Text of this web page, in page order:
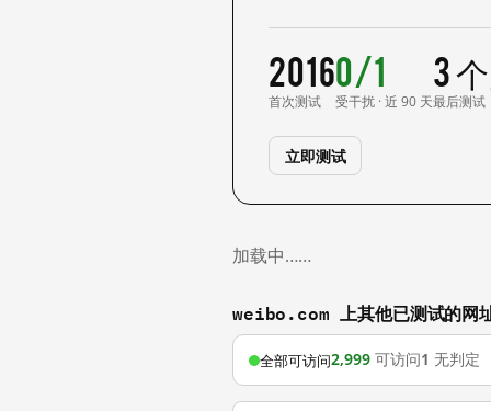
2016
首次测试
0/1
受干扰 · 近 90 天
3
最后测试
立即测试
加载中……
weibo.com 上其他已测试的网
全部可访问2,999 可访问1 无判定